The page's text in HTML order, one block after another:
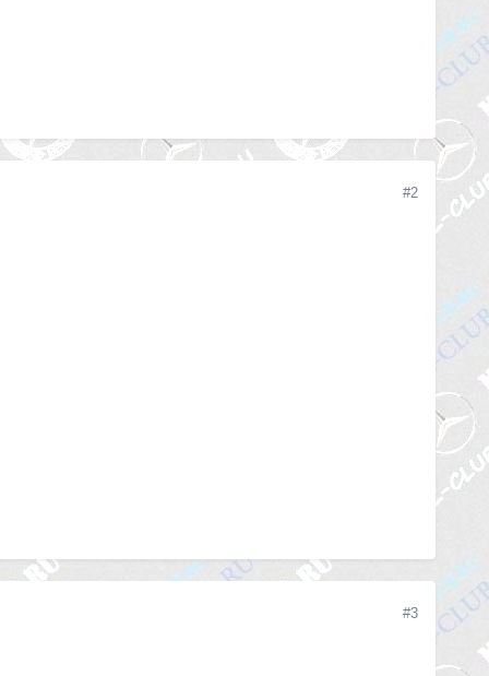
#2
#3